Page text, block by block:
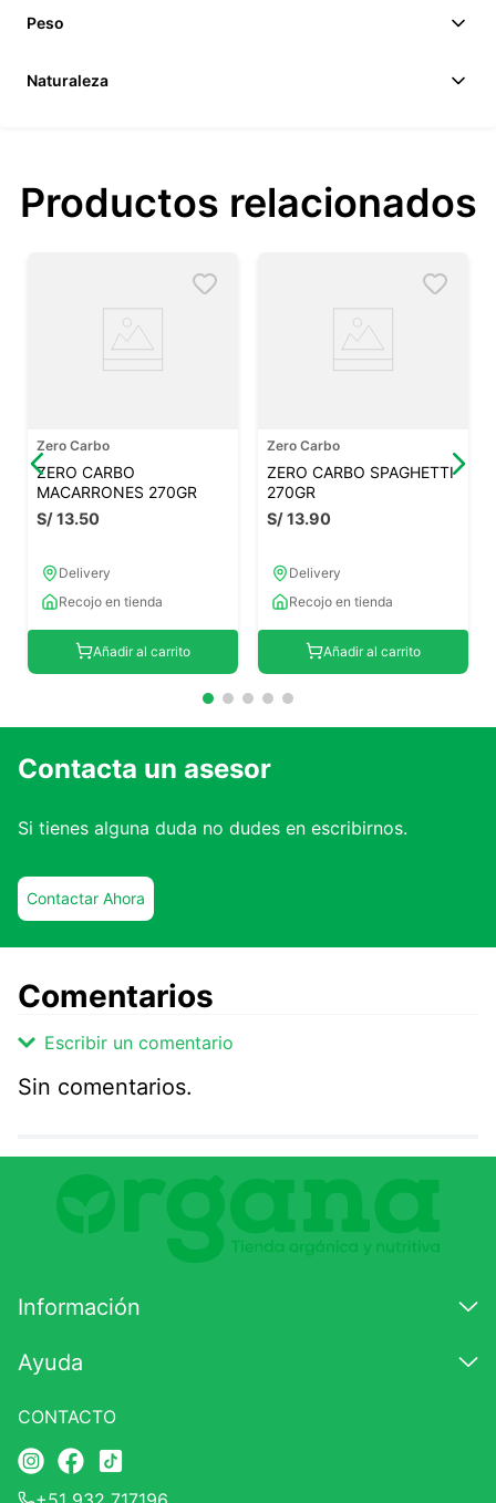
Peso
Naturaleza
Productos relacionados
Zero Carbo
ZERO CARBO
MACARRONES 270GR
S/13.50
Delivery
Recojo en tienda
Añadir al carrito
Zero Carbo
ZERO CARBO SPAGHETTI
270GR
S/13.90
Delivery
Recojo en tienda
Añadir al carrito
Contacta un asesor
Si tienes alguna duda no dudes en escribirnos.
Contactar Ahora
Comentarios
Escribir un comentario
Comentario
Califique el producto de 1 a 5 estrellas
★★★
Correo electrónico
Sin comentarios.
Información
Ayuda
CONTACTO